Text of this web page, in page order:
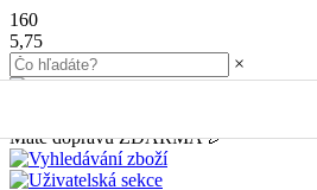
160
5,75
×
Máte dopravu ZDARMA 🎉